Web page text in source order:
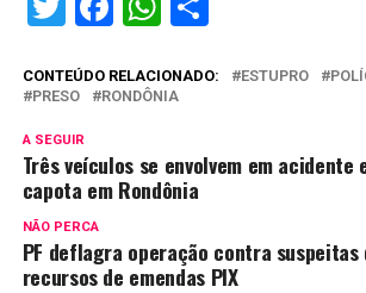
CONTEÚDO RELACIONADO: ESTUPRO
PRESO
RONDÔNIA
A SEGUIR
Três veículos se envolvem em acidente
capota em Rondônia
NÃO PERCA
PF deflagra operação contra suspeitas
recursos de emendas PIX